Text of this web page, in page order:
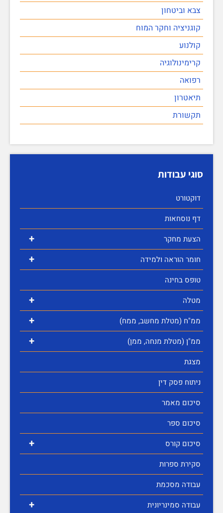
צבא וביטחון
קוגניציה וחקר המוח
קולנוע
קרימינולוגיה
רפואה
תיאטרון
תקשורת
סוגי עבודות
דוקטורט
דף נוסחאות
+ הצעת מחקר
+
חומר הוראה ולמידה
טופס בחינה
+ מטלה
+ ממ"ח (מטלת מחשב, ממח)
+
ממ"ן (מטלת מנחה, ממן)
מצגת
ניתוח פסק דין
סיכום מאמר
סיכום ספר
+
סיכום קורס
סקירת ספרות
עבודה מסכמת
+
עבודה סמינריונית